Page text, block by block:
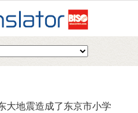
大地震造成了东京市小学